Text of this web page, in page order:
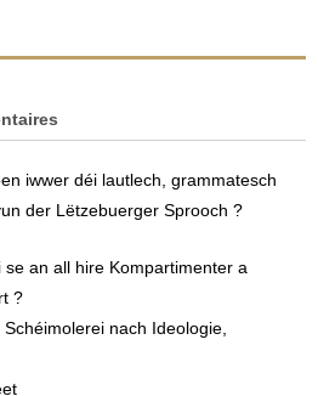
iwwer déi lautlech, grammatesch
der Lëtzebuerger Sprooch ?
an all hire Kompartimenter a
?
nach Ideologie,